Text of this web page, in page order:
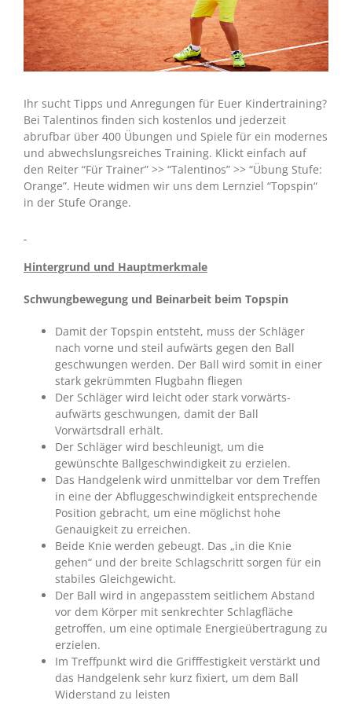
Ihr sucht Tipps und Anregungen für Euer Kindertraining?
Bei Talentinos finden sich kostenlos und jederzeit
abrufbar über 400 Übungen und Spiele für ein modernes
und abwechslungsreiches Training. Klickt einfach auf
den Reiter “Für Trainer” >> “Talentinos” >> “Übung Stufe:
Orange”. Heute widmen wir uns dem Lernziel “Topspin“
in der Stufe Orange.
Hintergrund und Hauptmerkmale
Schwungbewegung und Beinarbeit beim Topspin
Damit der Topspin entsteht, muss der Schläger
nach vorne und steil aufwärts gegen den Ball
geschwungen werden. Der Ball wird somit in einer
stark gekrümmten Flugbahn fliegen
Der Schläger wird leicht oder stark vorwärts-
aufwärts geschwungen, damit der Ball
Vorwärtsdrall erhält.
Der Schläger wird beschleunigt, um die
gewünschte Ballgeschwindigkeit zu erzielen.
Das Handgelenk wird unmittelbar vor dem Treffen
in eine der Abfluggeschwindigkeit entsprechende
Position gebracht, um eine möglichst hohe
Genauigkeit zu erreichen.
Beide Knie werden gebeugt. Das „in die Knie
gehen“ und der breite Schlagschritt sorgen für ein
stabiles Gleichgewicht.
Der Ball wird in angepasstem seitlichem Abstand
vor dem Körper mit senkrechter Schlagfläche
getroffen, um eine optimale Energieübertragung zu
erzielen.
Im Treffpunkt wird die Grifffestigkeit verstärkt und
das Handgelenk sehr kurz fixiert, um dem Ball
Widerstand zu leisten